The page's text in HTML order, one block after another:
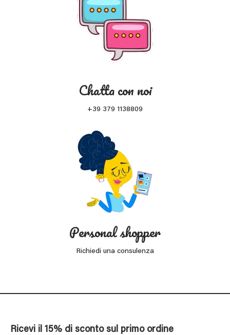
Chatta con noi
+39 379 1138809
Personal shopper
Richiedi una consulenza
Ricevi il 15% di sconto sul primo ordine